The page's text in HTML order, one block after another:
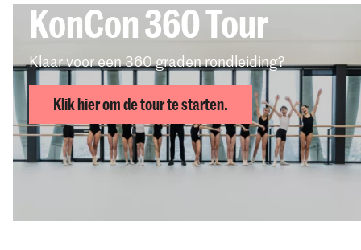
KonCon 360 Tour
Klaar voor een 360 graden rondleiding?
Klik hier om de tour te starten.